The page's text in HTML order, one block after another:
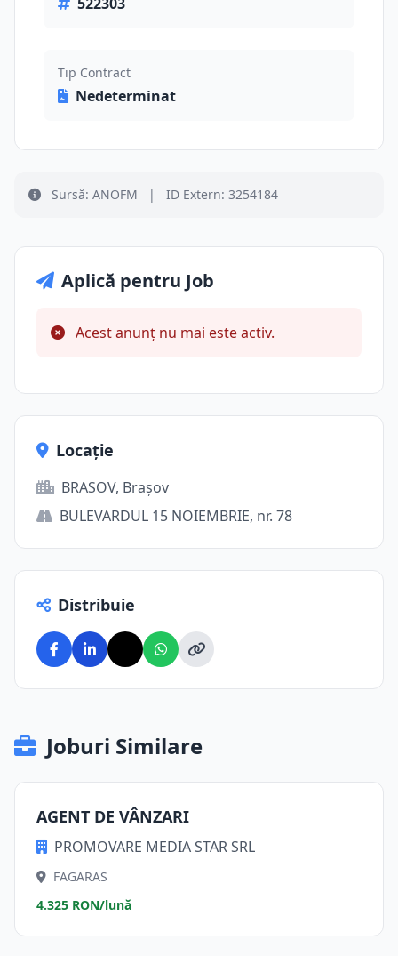
Tip Contract
Nedeterminat
Sursă: ANOFM | ID Extern: 3254184
Aplică pentru Job
Acest anunț nu mai este activ.
Locație
BRASOV, Brașov
BULEVARDUL 15 NOIEMBRIE, nr. 78
Distribuie
Joburi Similare
AGENT DE VÂNZARI
PROMOVARE MEDIA STAR SRL
FAGARAS
4.325 RON/lună